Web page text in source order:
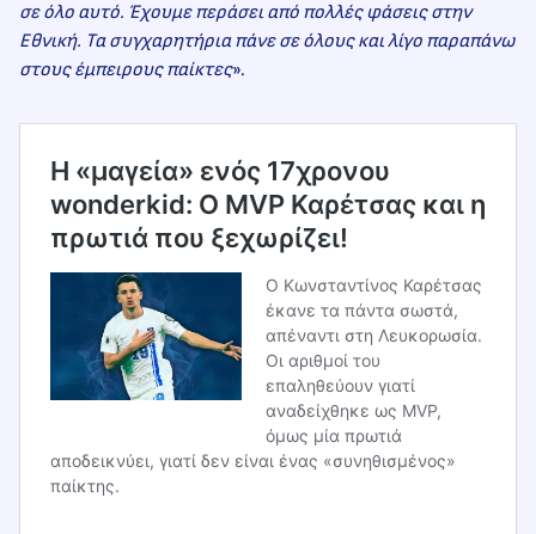
σε όλο αυτό. Έχουμε περάσει από πολλές φάσεις στην
Εθνική. Τα συγχαρητήρια πάνε σε όλους και λίγο παραπάνω
στους έμπειρους παίκτες».
Η «μαγεία» ενός 17χρονου
wonderkid: Ο MVP Καρέτσας και η
πρωτιά που ξεχωρίζει!
Ο Κωνσταντίνος Καρέτσας
έκανε τα πάντα σωστά,
απέναντι στη Λευκορωσία.
Οι αριθμοί του
επαληθεύουν γιατί
αναδείχθηκε ως MVP,
όμως μία πρωτιά
αποδεικνύει, γιατί δεν είναι ένας «συνηθισμένος»
παίκτης.